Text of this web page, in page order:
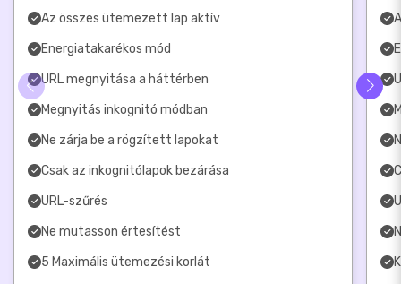
Az összes ütemezett lap aktív
Energiatakarékos mód
URL megnyitása a háttérben
Megnyitás inkognitó módban
Ne zárja be a rögzített lapokat
Csak az inkognitólapok bezárása
URL-szűrés
Ne mutasson értesítést
5 Maximális ütemezési korlát